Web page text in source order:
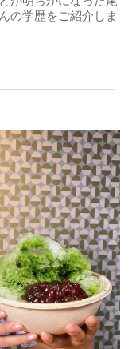
の学歴をご紹介しま